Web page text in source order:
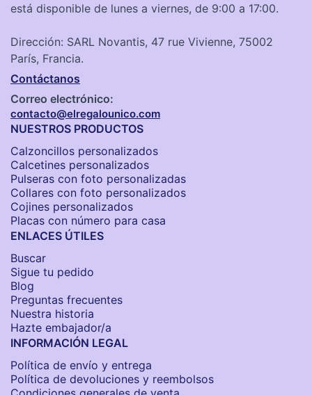
está disponible de lunes a viernes, de 9:00 a 17:00.
Dirección: SARL Novantis, 47 rue Vivienne, 75002
París, Francia.
Contáctanos
Correo electrónico:
contacto@elregalounico.com
NUESTROS PRODUCTOS
Calzoncillos personalizados​
Calcetines personalizados
Pulseras con foto personalizadas
Collares con foto personalizados
Cojines personalizados
Placas con número para casa
ENLACES ÚTILES
Buscar
Sigue tu pedido
Blog
Preguntas frecuentes
Nuestra historia
Hazte embajador/a
INFORMACIÓN LEGAL
Política de envío y entrega
Política de devoluciones y reembolsos